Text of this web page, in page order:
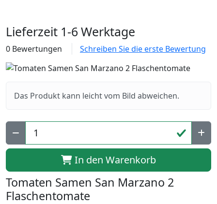
Lieferzeit 1-6 Werktage
0 Bewertungen Schreiben Sie die erste Bewertung
Das Produkt kann leicht vom Bild abweichen.
In den Warenkorb
Tomaten Samen San Marzano 2
Flaschentomate